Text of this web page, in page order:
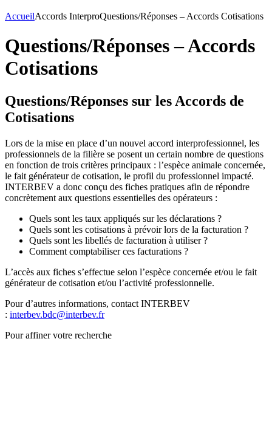
AccueilAccords InterproQuestions/Réponses – Accords Cotisations
Questions/Réponses – Accords
Cotisations
Questions/Réponses sur les Accords de
Cotisations
Lors de la mise en place d’un nouvel accord interprofessionnel, les
professionnels de la filière se posent un certain nombre de questions
en fonction de trois critères principaux : l’espèce animale concernée,
le fait générateur de cotisation, le profil du professionnel impacté.
INTERBEV a donc conçu des fiches pratiques afin de répondre
concrètement aux questions essentielles des opérateurs :
Quels sont les taux appliqués sur les déclarations ?
Quels sont les cotisations à prévoir lors de la facturation ?
Quels sont les libellés de facturation à utiliser ?
Comment comptabiliser ces facturations ?
L’accès aux fiches s’effectue selon l’espèce concernée et/ou le fait
générateur de cotisation et/ou l’activité professionnelle.
Pour d’autres informations, contact INTERBEV
: interbev.bdc@interbev.fr
Pour affiner votre recherche